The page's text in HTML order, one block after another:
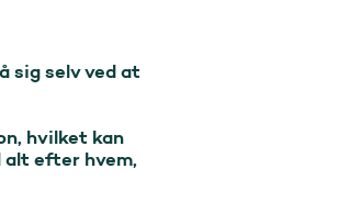
sig selv ved at
hvilket kan
alt efter hvem,